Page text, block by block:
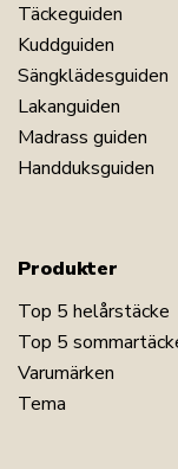
Täckeguiden
Kuddguiden
Sängklädesguiden
Lakanguiden
Madrass guiden
Handduksguiden
Produkter
Top 5 helårstäcke
Top 5
Varumärken
Tema